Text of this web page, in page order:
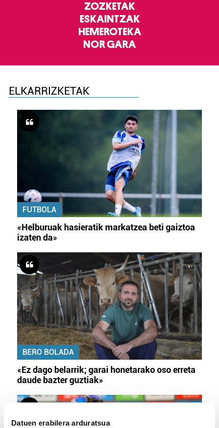
Datuen erabilera arduratsua
ZOZKETAK
ESKAINTZAK
HEMEROTEKA
NOR GARA
ELKARRIZKETAK
FUTBOLA
«Helburuak hasieratik markatzea beti gaiztoa
izaten da»
BERO BOLADA
«Ez dago belarrik; garai honetarako oso erreta
daude bazter guztiak»